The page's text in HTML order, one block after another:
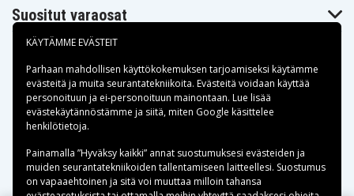
Suositut varaosat
Maksuvaihtoehdot
Toimitusvaihtoehdot
KÄYTÄMME EVÄSTEIT
Parhaan mahdollisen käyttökokemuksen tarjoamiseksi käytämme
evästeitä ja muita seurantatekniikoita. Evästeitä voidaan käyttää
personoituun ja ei-personoituun mainontaan. Lue lisää
evästekäytännöstämme ja siitä, miten Google käsittelee
henkilötietoja.
Painamalla ”Hyväksy kaikki” annat suostumuksesi evästeiden ja
muiden seurantatekniikoiden tallentamiseen laitteellesi. Suostumus
on vapaaehtoinen ja sitä voi muuttaa milloin tahansa